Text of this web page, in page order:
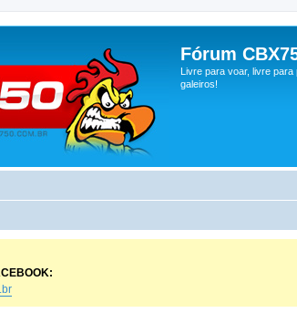
Fórum
Livre para voar, livre
galeiros!